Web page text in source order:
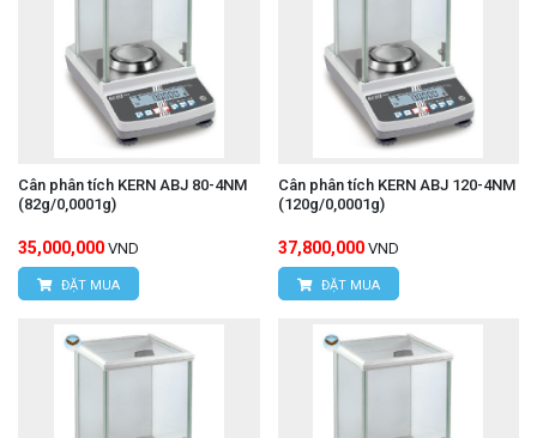
Cân phân tích KERN ABJ 80-4NM
(82g/0,0001g)
35,000,000 VND
ĐẶT MUA
Cân phân tích KERN ABJ 120-4NM
(120g/0,0001g)
37,800,000 VND
ĐẶT MUA